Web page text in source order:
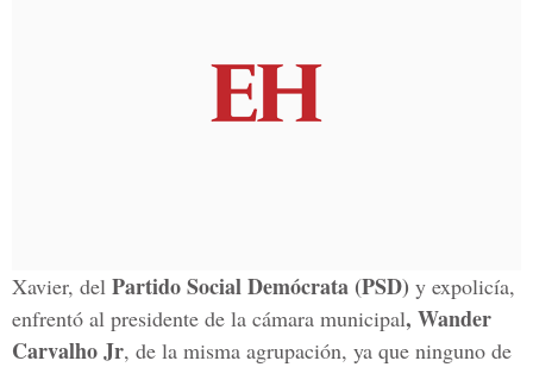
Xavier, del Partido Social Demócrata (PSD) y expolicía,
enfrentó al presidente de la cámara municipal, Wander
Carvalho Jr, de la misma agrupación, ya que ninguno de